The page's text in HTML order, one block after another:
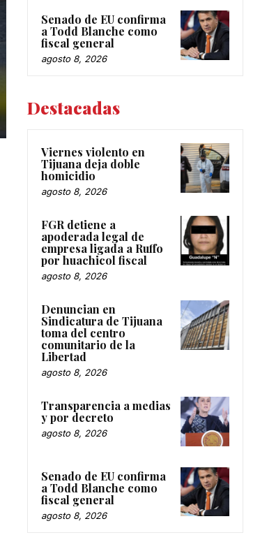
Senado de EU confirma
a Todd Blanche como
fiscal general
agosto 8, 2026
Destacadas
Viernes violento en
Tijuana deja doble
homicidio
agosto 8, 2026
FGR detiene a
apoderada legal de
empresa ligada a Ruffo
por huachicol fiscal
agosto 8, 2026
Denuncian en
Sindicatura de Tijuana
toma del centro
comunitario de la
Libertad
agosto 8, 2026
Transparencia a medias
y por decreto
agosto 8, 2026
Senado de EU confirma
a Todd Blanche como
fiscal general
agosto 8, 2026